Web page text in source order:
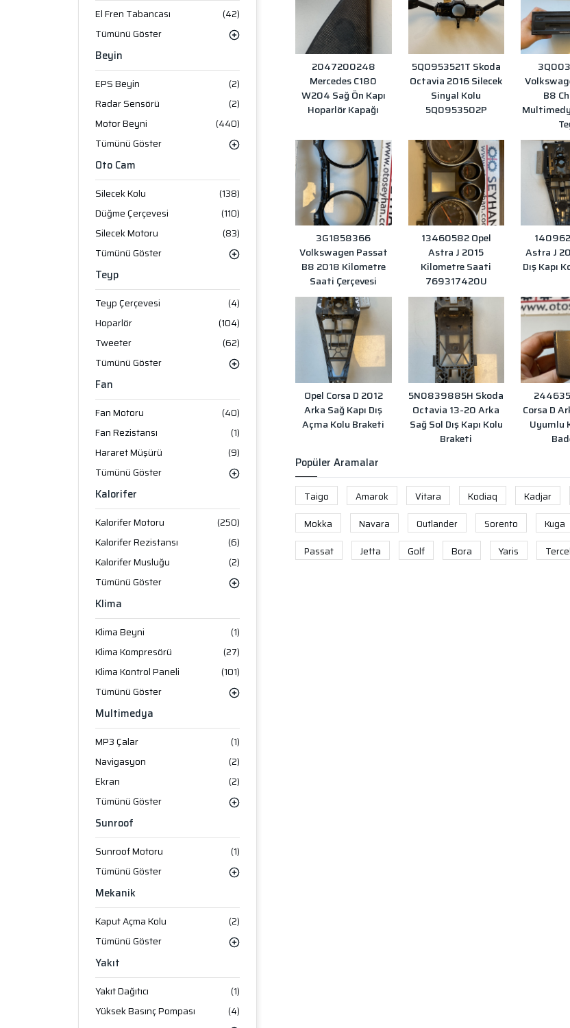
El Fren Tabancası
(42)
Tümünü Göster
Beyin
EPS Beyin
(2)
Radar Sensörü
(2)
Motor Beyni
(440)
Tümünü Göster
Oto Cam
Silecek Kolu
(138)
Düğme Çerçevesi
(110)
Silecek Motoru
(83)
Tümünü Göster
Teyp
Teyp Çerçevesi
(4)
Hoparlör
(104)
Tweeter
(62)
Tümünü Göster
Fan
Fan Motoru
(40)
Fan Rezistansı
(1)
Hararet Müşürü
(9)
Tümünü Göster
Kalorifer
Kalorifer Motoru
(250)
Kalorifer Rezistansı
(6)
Kalorifer Musluğu
(2)
Tümünü Göster
Klima
Klima Beyni
(1)
Klima Kompresörü
(27)
Klima Kontrol Paneli
(101)
Tümünü Göster
Multimedya
MP3 Çalar
(1)
Navigasyon
(2)
Ekran
(2)
Tümünü Göster
Sunroof
Sunroof Motoru
(1)
Tümünü Göster
Mekanik
Kaput Açma Kolu
(2)
Tümünü Göster
Yakıt
Yakıt Dağıtıcı
(1)
Yüksek Basınç Pompası
(4)
2047200248
Mercedes C180
W204 Sağ Ön Kapı
Hoparlör Kapağı
5Q0953521T Skoda
Octavia 2016 Silecek
Sinyal Kolu
5Q0953502P
B8
3G1858366
Volkswagen Passat
B8 2018 Kilometre
Saati Çerçevesi
13460582 Opel
Astra J 2015
Kilometre Saati
769317420U
Astra J
Dış Kapı
Opel Corsa D 2012
Arka Sağ Kapı Dış
Açma Kolu Braketi
5N0839885H Skoda
Octavia 13-20 Arka
Sağ Sol Dış Kapı Kolu
Braketi
Corsa D
Uyumlu
Popüler Aramalar
Taigo Amarok Vitara Kodiaq Kadjar
Mokka
Navara Outlander Sorento Kuga
Passat
Jetta Golf Bora Yaris Tercel